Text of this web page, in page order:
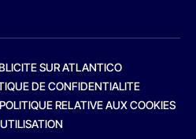
SUR ATLANTICO
DE CONFIDENTIALITE
POLITIQUE RELATIVE AUX COOKIES